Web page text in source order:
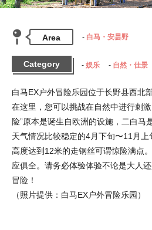
Area 白马・安昙野
Category 娱乐 自然・佳景
白马EX户外冒险乐园位于长野县西北
在这里，您可以挑战在自然中进行刺
险”原本是诞生自欧洲的设施，二白马
天气情况比较稳定的4月下旬〜11月上
高度达到12米的走钢丝可谓惊险满点
应俱全。请务必体验体验不论是大人
冒险！
（照片提供：白马EX户外冒险乐园）